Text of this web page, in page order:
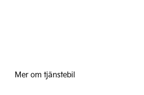
Mer om tjänstebil